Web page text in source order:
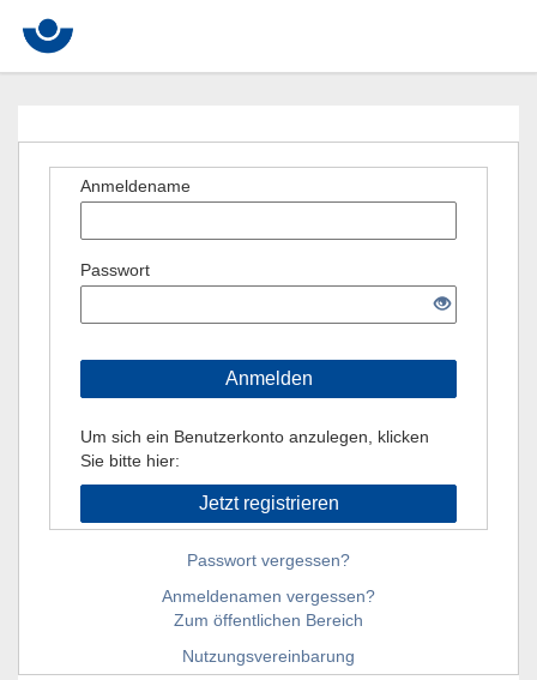
Anmeldename
Passwort
Anmelden
Um sich ein Benutzerkonto anzulegen, klicken
Sie bitte hier:
Jetzt registrieren
Passwort vergessen?
Anmeldenamen vergessen?
Zum öffentlichen Bereich
Nutzungsvereinbarung